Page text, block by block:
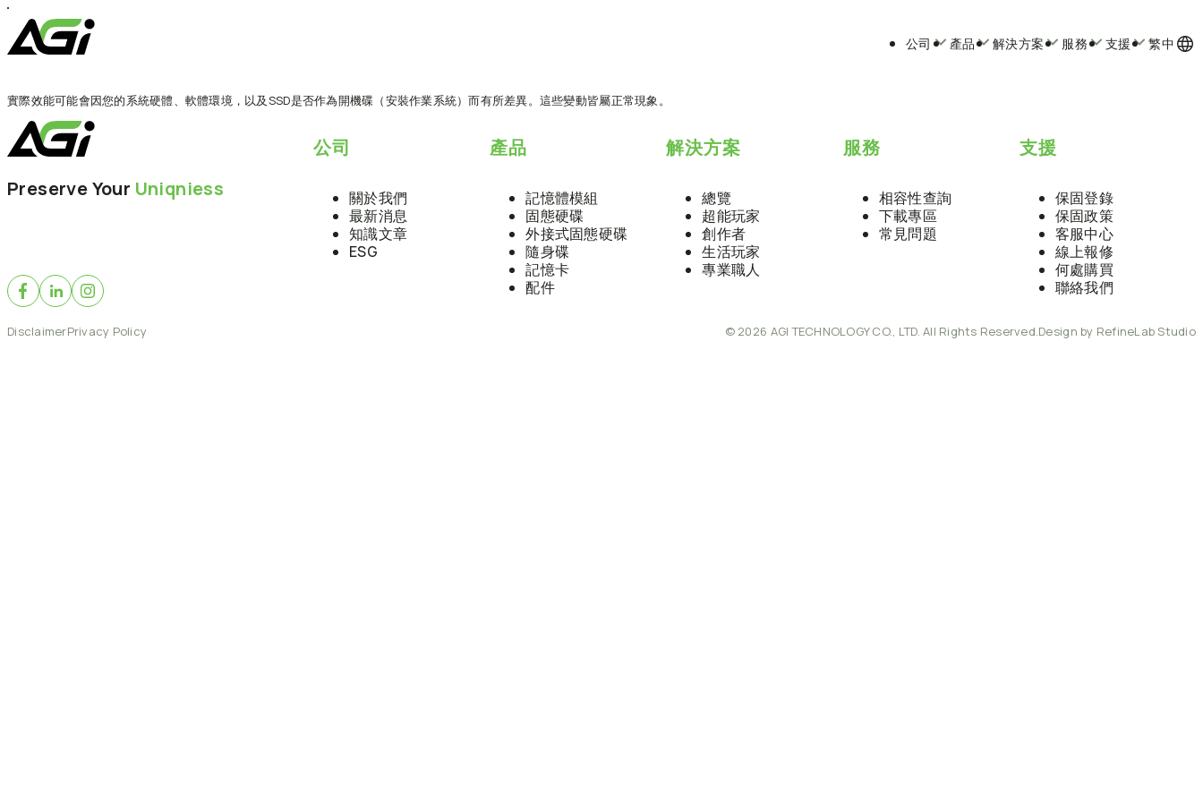
跳
至
主
容
公司 產品 解決方案 服務 支援 繁中
實際效能可能會因您的系統硬體、軟體環境，以及SSD是否作為開機碟（安裝作業系統）而有所差異。這些變動皆屬正常現象。
Preserve Your Uniqniess
公司
關於我們
最新消息
知識文章
ESG
產品
記憶體模組
固態硬碟
外接式固態硬碟
隨身碟
記憶卡
配件
解決方案
總覽
超能玩家
創作者
生活玩家
專業職人
服務
相容性查詢
下載專區
常見問題
支援
保固登錄
保固政策
客服中心
線上報修
何處購買
聯絡我們
DisclaimerPrivacy Policy © 2026 AGI TECHNOLOGY CO., LTD. All Rights Reserved. Design by RefineLab Studio